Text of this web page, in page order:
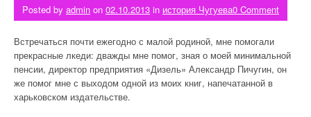
Posted by admin on 02.10.2013 in история Чугуева0 Comment
Встречаться почти ежегодно с малой родиной, мне помогали
прекрасные лкеди: дважды мне помог, зная о моей минимальной
пенсии, директор предприятия «Дизель» Александр Пичугин, он
же помог мне с выходом одной из моих книг, напечатанной в
харьковском издательстве.